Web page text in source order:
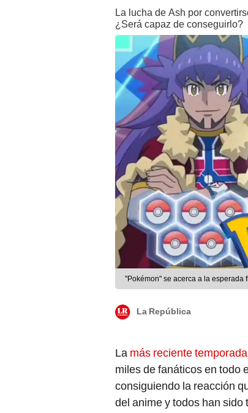
La lucha de Ash por
¿Será capaz de conseguirlo?
"Pokémon" se acerca a la esperada
La República
La más reciente
miles de fanáticos en todo
consiguiendo la reacción
del anime y todos han